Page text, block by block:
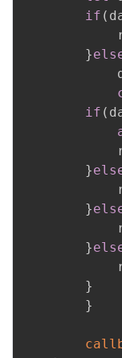
if (
}
if (
}
}
}
}
}